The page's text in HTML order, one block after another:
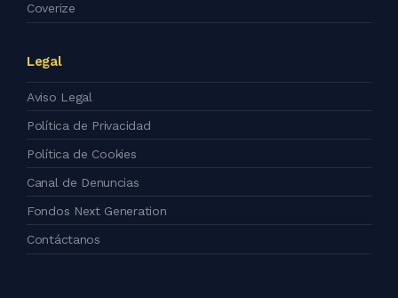
Coverize
Legal
Aviso Legal
Política de Privacidad
Política de Cookies
Canal de Denuncias
Fondos Next Generation
Contáctanos